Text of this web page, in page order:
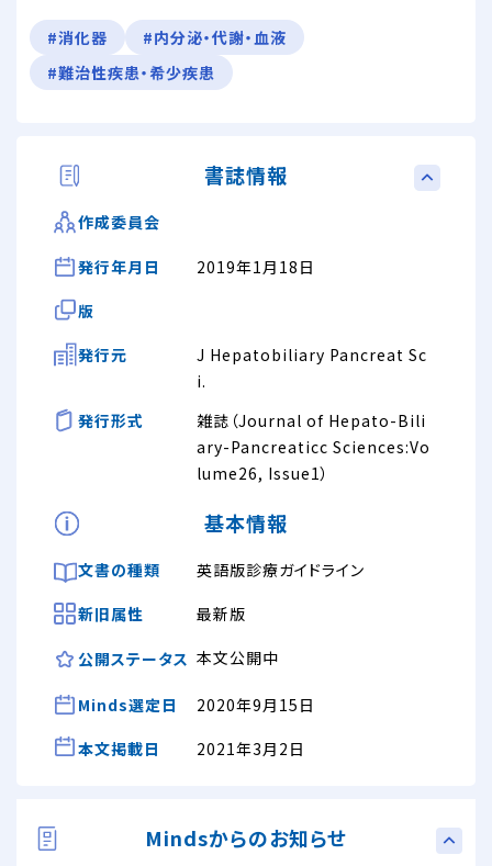
#消化器
#内分泌・代謝・血液
#難治性疾患・希少疾患
書誌情報
作成委員会
発行年月日
2019年1月18日
版
発行元
J Hepatobiliary Pancreat Sc
i.
発行形式
雑誌（Journal of Hepato-Bili
ary-Pancreaticc Sciences:Vo
lume26, Issue1）
基本情報
文書の種類
英語版診療ガイドライン
新旧属性
最新版
公開ステータス 本文公開中
Minds選定日
2020年9月15日
本文掲載日
2021年3月2日
Mindsからのお知らせ